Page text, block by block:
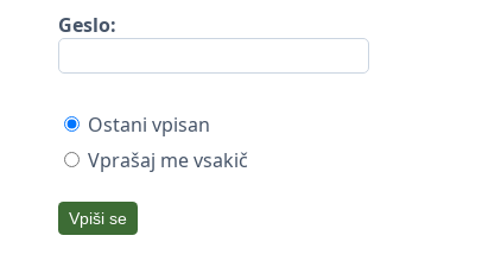
Geslo:
Ostani vpisan
Vprašaj me vsakič
Vpiši se